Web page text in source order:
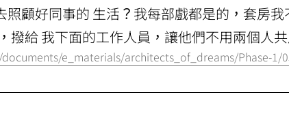
照顧好同事的 生活？我每部戲都是的，套房
撥給 我下面的工作人員，讓他們不用兩個人
e_materials/architects_of_dreams/Phase-1/